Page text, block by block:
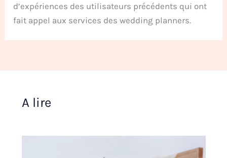
d’expériences des utilisateurs précédents qui ont
fait appel aux services des wedding planners.
A lire